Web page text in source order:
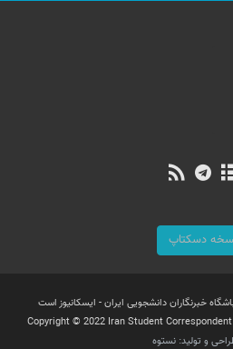
دسکتاپ
خبرنگاران دانشجویی ایران - ایسکانیوز است
Copyright © 2022 Iran Student
و تولید: نستوه